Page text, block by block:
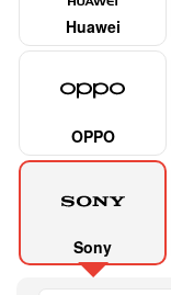
Huawei
OPPO
Sony